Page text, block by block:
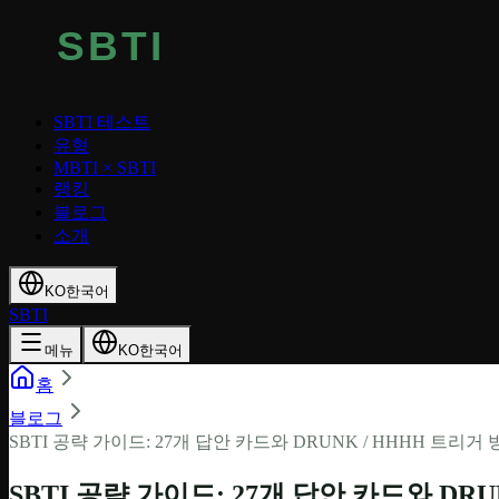
SBTI 테스트
유형
MBTI × SBTI
랭킹
블로그
소개
KO한국어
SBTI
메뉴 KO한국어
홈
블로그
SBTI 공략 가이드: 27개 답안 카드와 DRUNK / HHHH 트리거